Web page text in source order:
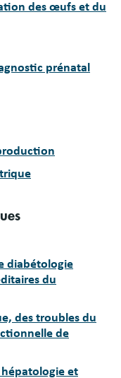
des œufs et du
prénatal
diabétologie
du
des troubles du
de
et